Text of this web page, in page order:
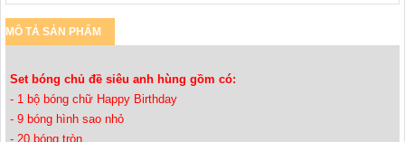
MÔ TẢ SẢN PHẨM
Set bóng chủ đề siêu anh hùng gồm có:
- 1 bộ bóng chữ Happy Birthday
- 9 bóng hình sao nhỏ
- 20 bóng tròn